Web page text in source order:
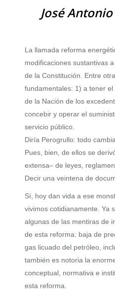
José
La llamada reforma
modificaciones sustantivas
de la Constitución. Entre
fundamentales: 1) a tener
de la Nación de los
concebir y operar el
servicio público.
Diría Perogrullo: todo
Pues, bien, de ellos se
extensa– de leyes,
Decir una veintena de
Sí, hoy dan vida a ese
vivimos cotidianamente. Ya
algunas de las mentiras de
de esta reforma: baja de
gas licuado del petróleo,
también es notoria la
conceptual, normativa e
esta reforma.